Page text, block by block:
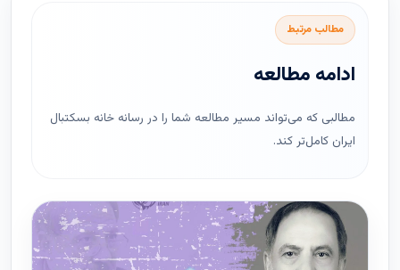
مطالب مرتبط
ادامه مطالعه
مطالبی که می‌تواند مسیر مطالعه شما را در رسانه خانه بسکتبال
ایران کامل‌تر کند.